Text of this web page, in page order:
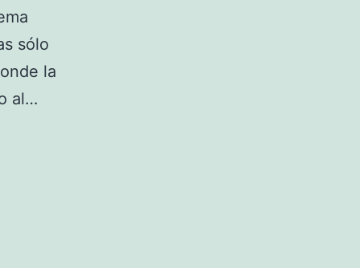
sólo
la
al…